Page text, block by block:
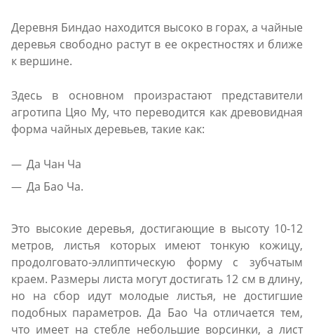
Деревня Биндао находится высоко в горах, а чайные
деревья свободно растут в ее окрестностях и ближе
к вершине.
Здесь в основном произрастают представители
агротипа Цяо Му, что переводится как древовидная
форма чайных деревьев, такие как:
Да Чан Ча
Да Бао Ча.
Это высокие деревья, достигающие в высоту 10-12
метров, листья которых имеют тонкую кожицу,
продолговато-эллиптическую форму с зубчатым
краем. Размеры листа могут достигать 12 см в длину,
но на сбор идут молодые листья, не достигшие
подобных параметров. Да Бао Ча отличается тем,
что имеет на стебле небольшие ворсинки, а лист